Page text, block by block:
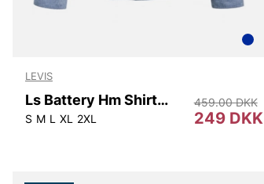
LEVIS
Ls Battery Hm Shirt Slim
S M L XL 2XL 249 DKK
459.00 DKK